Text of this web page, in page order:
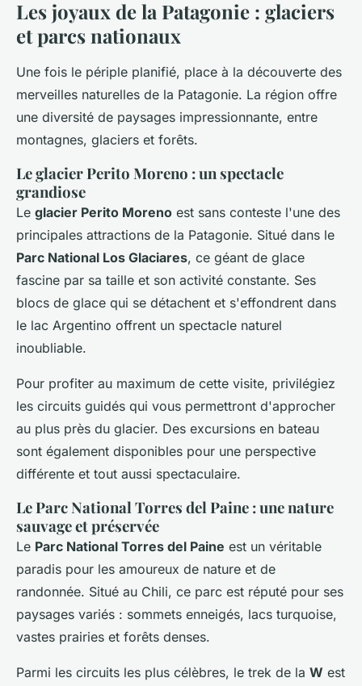
Les joyaux de la Patagonie : glaciers
et parcs nationaux
Une fois le périple planifié, place à la découverte des
merveilles naturelles de la Patagonie. La région offre
une diversité de paysages impressionnante, entre
montagnes, glaciers et forêts.
Le glacier Perito Moreno : un spectacle
grandiose
Le glacier Perito Moreno est sans conteste l'une des
principales attractions de la Patagonie. Situé dans le
Parc National Los Glaciares, ce géant de glace
fascine par sa taille et son activité constante. Ses
blocs de glace qui se détachent et s'effondrent dans
le lac Argentino offrent un spectacle naturel
inoubliable.
Pour profiter au maximum de cette visite, privilégiez
les circuits guidés qui vous permettront d'approcher
au plus près du glacier. Des excursions en bateau
sont également disponibles pour une perspective
différente et tout aussi spectaculaire.
Le Parc National Torres del Paine : une nature
sauvage et préservée
Le Parc National Torres del Paine est un véritable
paradis pour les amoureux de nature et de
randonnée. Situé au Chili, ce parc est réputé pour ses
paysages variés : sommets enneigés, lacs turquoise,
vastes prairies et forêts denses.
Parmi les circuits les plus célèbres, le trek de la W est